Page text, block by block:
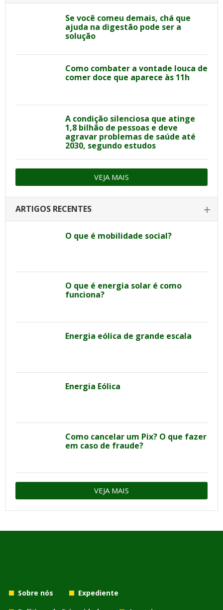
Se você comeu demais, chá que
ajuda na digestão pode ser a
solução
Como combater a vontade louca de
comer doce que aparece às 11h
A condição silenciosa que atinge
1,8 bilhão de pessoas e deve
agravar problemas de saúde até
2030, segundo estudos
VEJA MAIS
ARTIGOS RECENTES
O que é mobilidade social?
O que é energia solar é como
funciona?
Energia eólica de grande escala
Energia Eólica
Como cancelar um Pix? O que fazer
em caso de fraude?
VEJA MAIS
Sobre nós
Expediente